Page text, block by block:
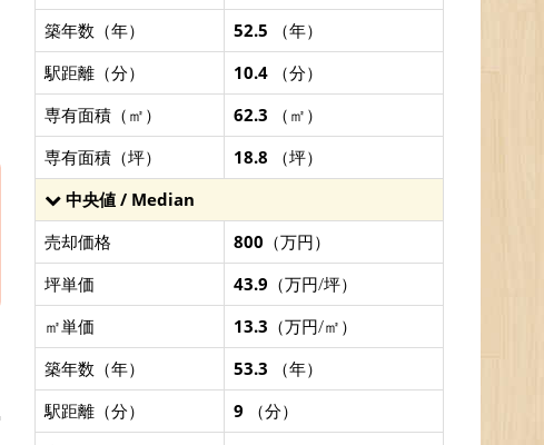
築年数（年）
52.5 （年）
駅距離（分）
10.4 （分）
専有面積（㎡）
62.3 （㎡）
専有面積（坪）
18.8 （坪）
中央値 / Median
売却価格
800 （万円）
坪単価
43.9 （万円/坪）
㎡単価
13.3 （万円/㎡）
築年数（年）
53.3 （年）
駅距離（分）
9 （分）